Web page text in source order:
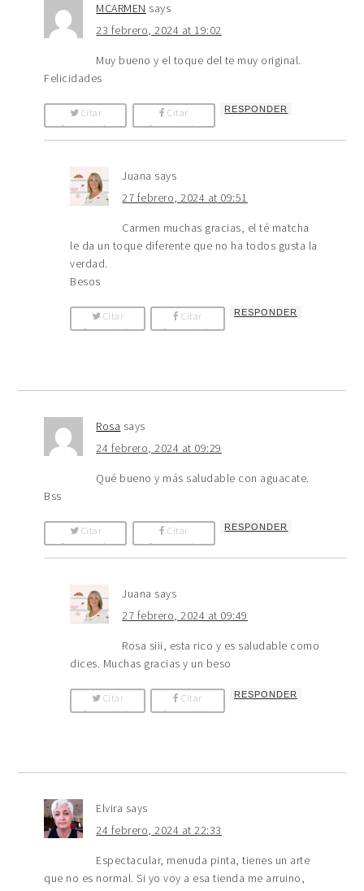
MCARMEN says
23 febrero, 2024 at 19:02
Muy bueno y el toque del te muy original.
Felicidades
Citar
Comentario
Citar
Comentario
RESPONDER
Juana says
27 febrero, 2024 at 09:51
Carmen muchas gracias, el té matcha
le da un toque diferente que no ha todos gusta la
verdad.
Besos
Citar
Comentario
Citar
Comentario
RESPONDER
Rosa says
24 febrero, 2024 at 09:29
Qué bueno y más saludable con aguacate.
Bss
Citar
Comentario
Citar
Comentario
RESPONDER
Juana says
27 febrero, 2024 at 09:49
Rosa siii, esta rico y es saludable como
dices. Muchas gracias y un beso
Citar
Comentario
Citar
Comentario
RESPONDER
Elvira says
24 febrero, 2024 at 22:33
Espectacular, menuda pinta, tienes un arte
que no es normal. Si yo voy a esa tienda me arruino,